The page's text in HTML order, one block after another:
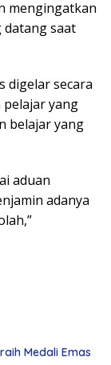
mengingatkan
datang saat
digelar secara
pelajar yang
belajar yang
aduan
adanya
Medali Emas